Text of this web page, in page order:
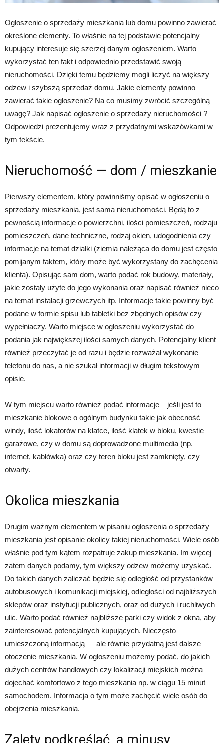
Ogłoszenie o sprzedaży mieszkania lub domu powinno zawierać
określone elementy. To właśnie na tej podstawie potencjalny
kupujący interesuje się szerzej danym ogłoszeniem. Warto
wykorzystać ten fakt i odpowiednio przedstawić swoją
nieruchomości. Dzięki temu będziemy mogli liczyć na większy
odzew i szybszą sprzedaż domu. Jakie elementy powinno
zawierać takie ogłoszenie? Na co musimy zwrócić szczególną
uwagę? Jak napisać ogłoszenie o sprzedaży nieruchomości ?
Odpowiedzi prezentujemy wraz z przydatnymi wskazówkami w
tym tekście.
Nieruchomość — dom / mieszkanie
Pierwszy elementem, który powinniśmy opisać w ogłoszeniu o
sprzedaży mieszkania, jest sama nieruchomości. Będą to z
pewnością informacje o powierzchni, ilości pomieszczeń, rodzaju
pomieszczeń, dane techniczne, rodzaj okien, udogodnienia czy
informacje na temat działki (ziemia należąca do domu jest często
pomijanym faktem, który może być wykorzystany do zachęcenia
klienta). Opisując sam dom, warto podać rok budowy, materiały,
jakie zostały użyte do jego wykonania oraz napisać również nieco
na temat instalacji grzewczych itp. Informacje takie powinny być
podane w formie spisu lub tabletki bez zbędnych opisów czy
wypełniaczy. Warto miejsce w ogłoszeniu wykorzystać do
podania jak największej ilości samych danych. Potencjalny klient
również przeczytać je od razu i będzie rozważał wykonanie
telefonu do nas, a nie szukał informacji w długim tekstowym
opisie.
W tym miejscu warto również podać informacje – jeśli jest to
mieszkanie blokowe o ogólnym budynku takie jak obecność
windy, ilość lokatorów na klatce, ilość klatek w bloku, kwestie
garażowe, czy w domu są doprowadzone multimedia (np.
internet, kablówka) oraz czy teren bloku jest zamknięty, czy
otwarty.
Okolica mieszkania
Drugim ważnym elementem w pisaniu ogłoszenia o sprzedaży
mieszkania jest opisanie okolicy takiej nieruchomości. Wiele osób
właśnie pod tym kątem rozpatruje zakup mieszkania. Im więcej
zatem danych podamy, tym większy odzew możemy uzyskać.
Do takich danych zaliczać będzie się odległość od przystanków
autobusowych i komunikacji miejskiej, odległości od najbliższych
sklepów oraz instytucji publicznych, oraz od dużych i ruchliwych
ulic. Warto podać również najbliższe parki czy widok z okna, aby
zainteresować potencjalnych kupujących. Nieczęsto
umieszczoną informacją — ale równie przydatną jest dalsze
otoczenie mieszkania. W ogłoszeniu możemy podać, do jakich
dużych centrów handlowych czy lokalizacji miejskich można
dojechać komfortowo z tego mieszkania np. w ciągu 15 minut
samochodem. Informacja o tym może zachęcić wiele osób do
obejrzenia mieszkania.